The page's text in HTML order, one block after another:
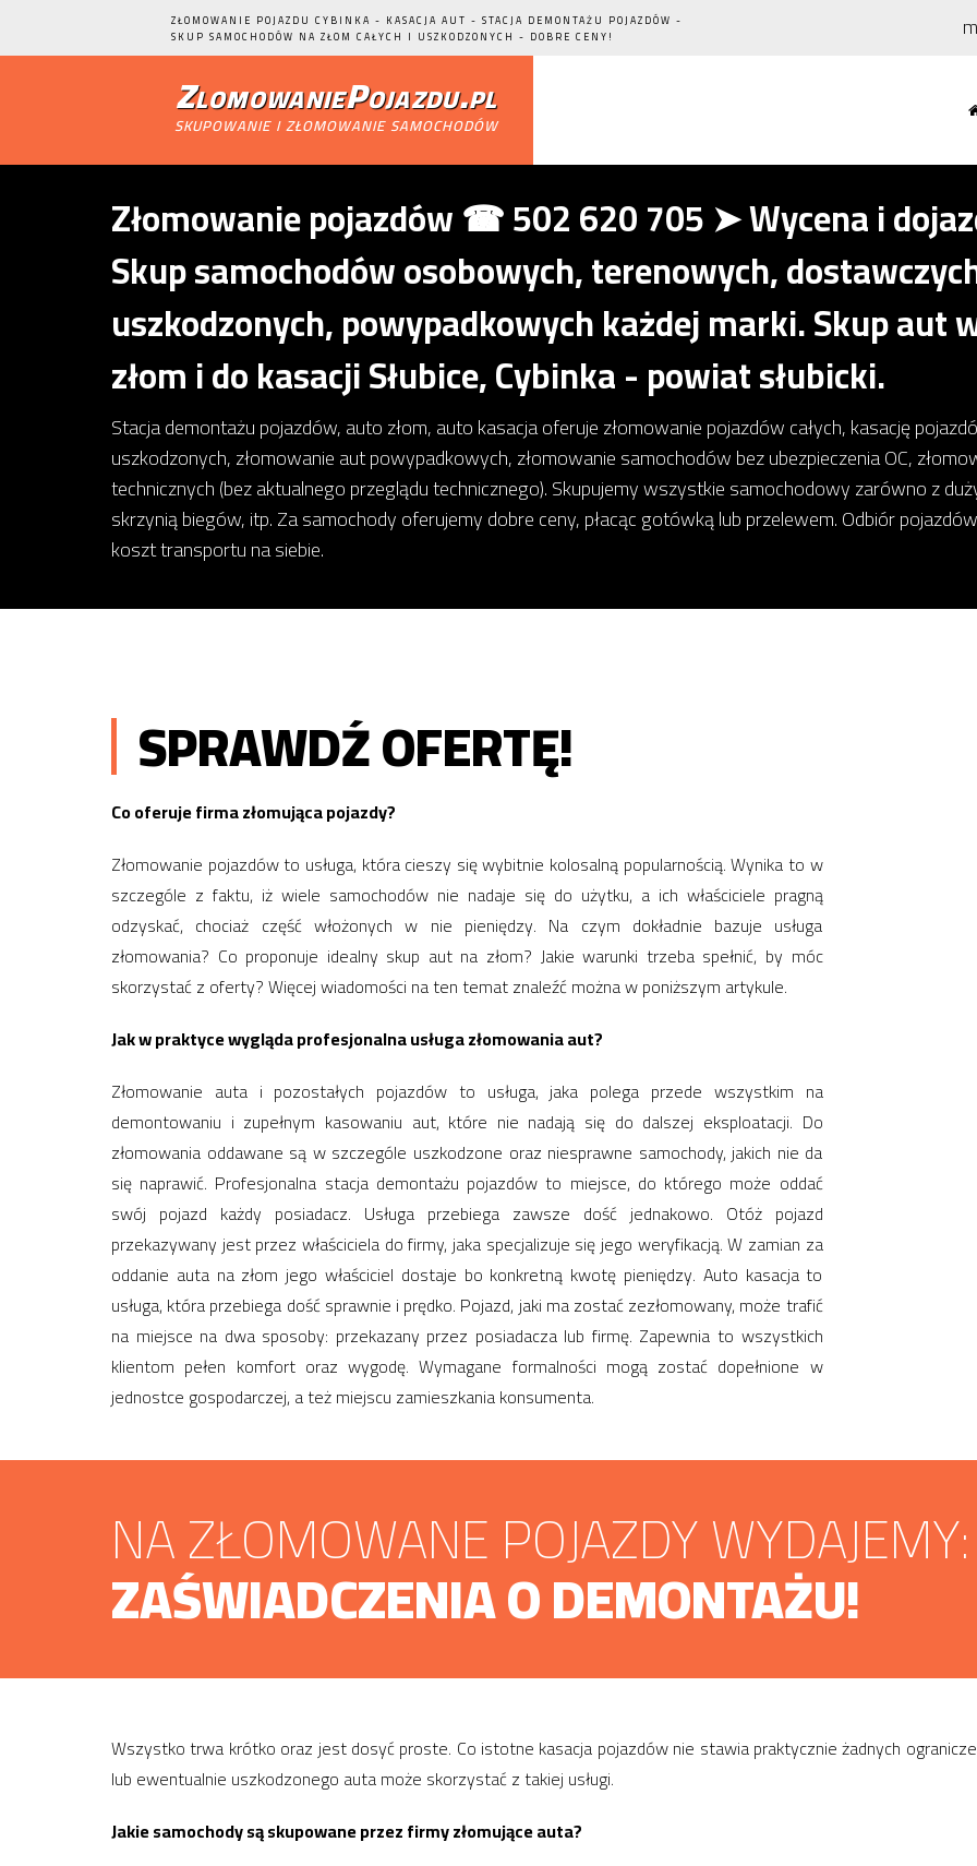
ZŁOMOWANIE POJAZDU CYBINKA - KASACJA AUT - STACJA DEMONTAŻU POJAZDÓW -
SKUP SAMOCHODÓW NA ZŁOM CAŁYCH I USZKODZONYCH - DOBRE CENY!
ZlomowaniePojazdu.pl
skupowanie i złomowanie samochodów
Złomowanie pojazdów ☎ 502 620 705 ➤ Wycena i
Skup samochodów osobowych, terenowych,
uszkodzonych, powypadkowych każdej marki. Skup aut
złom i do kasacji Słubice, Cybinka - powiat słubicki.
Stacja demontażu pojazdów, auto złom, auto kasacja oferuje złomowanie pojazdów całych, kasację
uszkodzonych, złomowanie aut powypadkowych, złomowanie samochodów bez ubezpieczenia OC,
technicznych (bez aktualnego przeglądu technicznego). Skupujemy wszystkie samochodowy zarówno z
skrzynią biegów, itp. Za samochody oferujemy dobre ceny, płacąc gotówką lub przelewem. Odbiór
koszt transportu na siebie.
SPRAWDŹ OFERTĘ!
Co oferuje firma złomująca pojazdy?
Złomowanie pojazdów to usługa, która cieszy się wybitnie kolosalną popularnością. Wynika to w
szczególe z faktu, iż wiele samochodów nie nadaje się do użytku, a ich właściciele pragną
odzyskać, chociaż część włożonych w nie pieniędzy. Na czym dokładnie bazuje usługa
złomowania? Co proponuje idealny skup aut na złom? Jakie warunki trzeba spełnić, by móc
skorzystać z oferty? Więcej wiadomości na ten temat znaleźć można w poniższym artykule.
Jak w praktyce wygląda profesjonalna usługa złomowania aut?
Złomowanie auta i pozostałych pojazdów to usługa, jaka polega przede wszystkim na
demontowaniu i zupełnym kasowaniu aut, które nie nadają się do dalszej eksploatacji. Do
złomowania oddawane są w szczególe uszkodzone oraz niesprawne samochody, jakich nie da
się naprawić. Profesjonalna stacja demontażu pojazdów to miejsce, do którego może oddać
swój pojazd każdy posiadacz. Usługa przebiega zawsze dość jednakowo. Otóż pojazd
przekazywany jest przez właściciela do firmy, jaka specjalizuje się jego weryfikacją. W zamian za
oddanie auta na złom jego właściciel dostaje bo konkretną kwotę pieniędzy. Auto kasacja to
usługa, która przebiega dość sprawnie i prędko. Pojazd, jaki ma zostać zezłomowany, może trafić
na miejsce na dwa sposoby: przekazany przez posiadacza lub firmę. Zapewnia to wszystkich
klientom pełen komfort oraz wygodę. Wymagane formalności mogą zostać dopełnione w
jednostce gospodarczej, a też miejscu zamieszkania konsumenta.
NA ZŁOMOWANE POJAZDY WYDAJEMY:
ZAŚWIADCZENIA O DEMONTAŻU!
Wszystko trwa krótko oraz jest dosyć proste. Co istotne kasacja pojazdów nie stawia praktycznie żadnych
lub ewentualnie uszkodzonego auta może skorzystać z takiej usługi.
Jakie samochody są skupowane przez firmy złomujące auta?